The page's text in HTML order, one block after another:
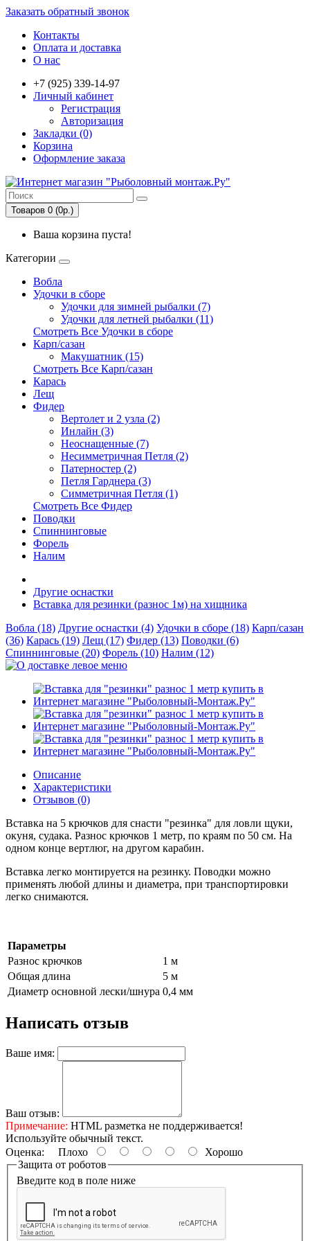
Заказать обратный звонок
Контакты
Оплата и доставка
О нас
+7 (925) 339-14-97
Личный кабинет
Регистрация
Авторизация
Закладки (0)
Корзина
Оформление заказа
Товаров 0 (0р.)
Ваша корзина пуста!
Категории
Вобла
Удочки в сборе
Удочки для зимней рыбалки (7)
Удочки для летней рыбалки (11)
Смотреть Все Удочки в сборе
Карп/сазан
Макушатник (15)
Смотреть Все Карп/сазан
Карась
Лещ
Фидер
Вертолет и 2 узла (2)
Инлайн (3)
Неоснащенные (7)
Несимметричная Петля (2)
Патерностер (2)
Петля Гарднера (3)
Симметричная Петля (1)
Смотреть Все Фидер
Поводки
Спиннинговые
Форель
Налим
Другие оснастки
Вставка для резинки (разнос 1м) на хищника
Вобла (18) Другие оснастки (4) Удочки в сборе (18) Карп/сазан
(36) Карась (19) Лещ (17) Фидер (13) Поводки (6)
Спиннинговые (20) Форель (10) Налим (12)
Описание
Характеристики
Отзывов (0)
Вставка на 5 крючков для снасти "резинка" для ловли щуки,
окуня, судака. Разнос крючков 1 метр, по краям по 50 см. На
одном конце вертлюг, на другом карабин.
Вставка легко монтируется на резинку. Поводки можно
применять любой длины и диаметра, при транспортировки
легко снимаются.
Параметры
Разнос крючков
1 м
Общая длина
5 м
Диаметр основной лески/шнура 0,4 мм
Написать отзыв
Ваше имя:
Ваш отзыв:
Примечание: HTML разметка не поддерживается!
Используйте обычный текст.
Оценка: Плохо
Хорошо
Защита от роботов
Введите код в поле ниже